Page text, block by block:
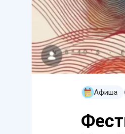
Aфиша